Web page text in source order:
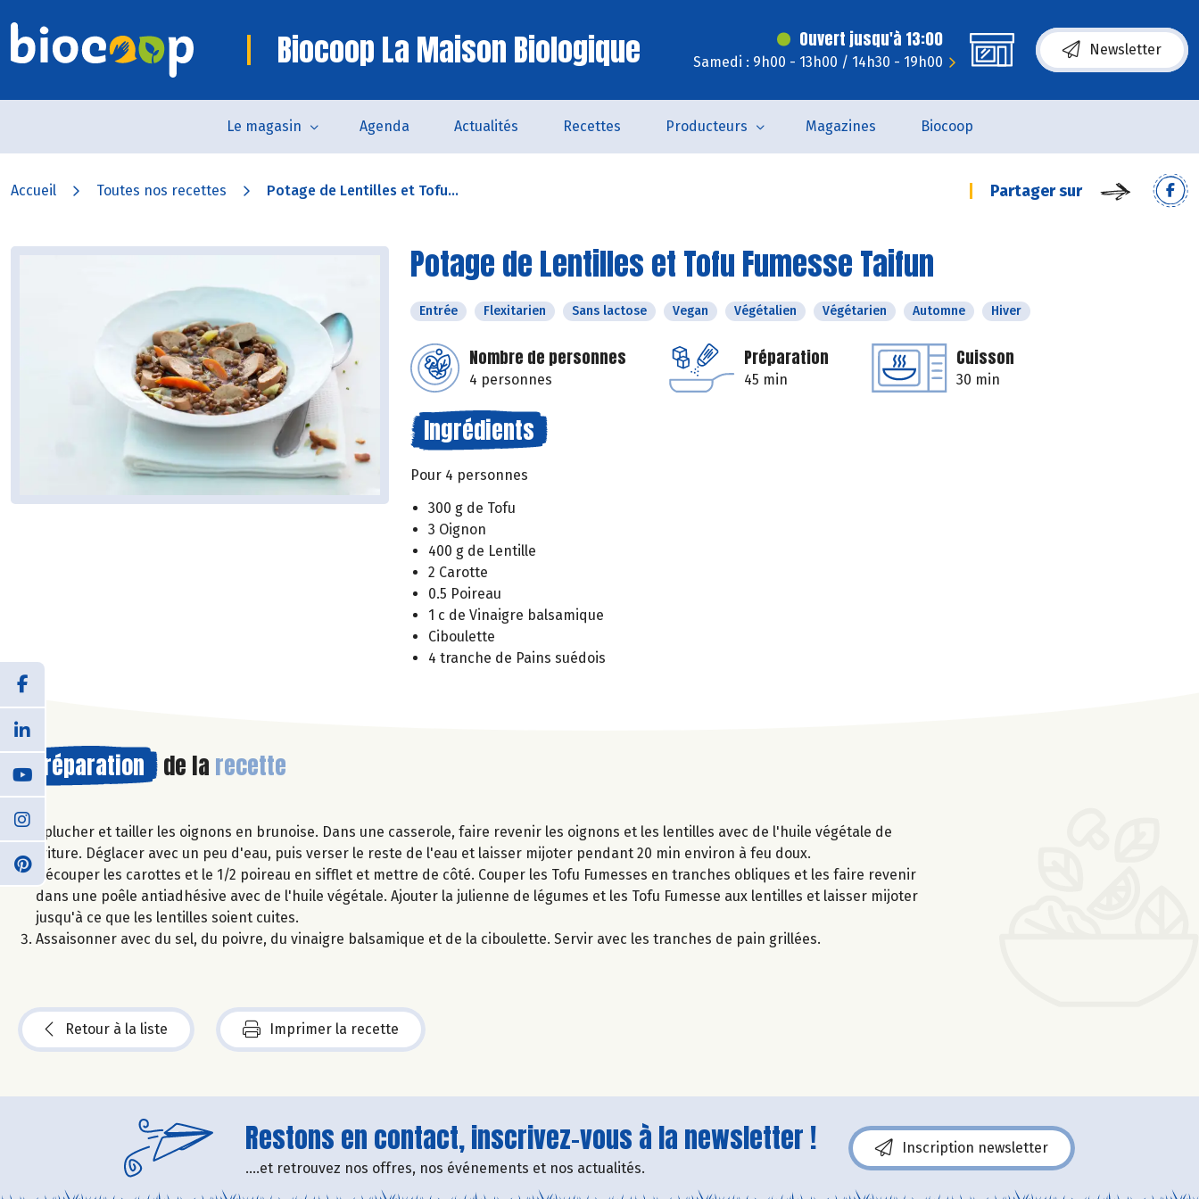
Biocoop La Maison Biologique Ouvert jusqu'à 13:00
Samedi : 9h00 - 13h00 / 14h30 - 19h00
Newsletter
Le magasin Agenda Actualités Recettes Producteurs Magazines Biocoop
Accueil Toutes nos recettes Potage de Lentilles et Tofu... Partager sur
Potage de Lentilles et Tofu Fumesse Taifun
Entrée Flexitarien Sans lactose Vegan Végétalien Végétarien Automne Hiver
Nombre de personnes
4 personnes
Préparation
45 min
Cuisson
30 min
Ingrédients
Pour 4 personnes
300 g de Tofu
3 Oignon
400 g de Lentille
2 Carotte
0.5 Poireau
1 c de Vinaigre balsamique
Ciboulette
4 tranche de Pains suédois
Préparation de la recette
Eplucher et tailler les oignons en brunoise. Dans une casserole, faire revenir les oignons et les lentilles avec de l'huile végétale de
friture. Déglacer avec un peu d'eau, puis verser le reste de l'eau et laisser mijoter pendant 20 min environ à feu doux.
Découper les carottes et le 1/2 poireau en sifflet et mettre de côté. Couper les Tofu Fumesses en tranches obliques et les faire revenir
dans une poêle antiadhésive avec de l'huile végétale. Ajouter la julienne de légumes et les Tofu Fumesse aux lentilles et laisser mijoter
jusqu'à ce que les lentilles soient cuites.
Assaisonner avec du sel, du poivre, du vinaigre balsamique et de la ciboulette. Servir avec les tranches de pain grillées.
Retour à la liste Imprimer la recette
Restons en contact, inscrivez-vous à la newsletter !
....et retrouvez nos offres, nos événements et nos actualités.
Inscription newsletter